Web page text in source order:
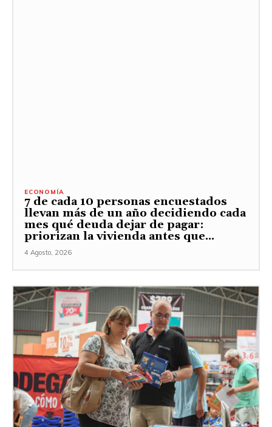
ECONOMÍA
7 de cada 10 personas encuestados
llevan más de un año decidiendo cada
mes qué deuda dejar de pagar:
priorizan la vivienda antes que...
4 Agosto, 2026